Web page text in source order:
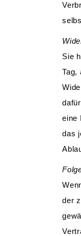
Sie
Tag,
eine
das
der